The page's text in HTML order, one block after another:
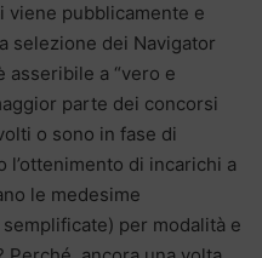
viene pubblicamente e
selezione dei Navigator
asseribile a “vero e
parte dei concorsi
o sono in fase di
di incarichi a
le medesime
per modalità e